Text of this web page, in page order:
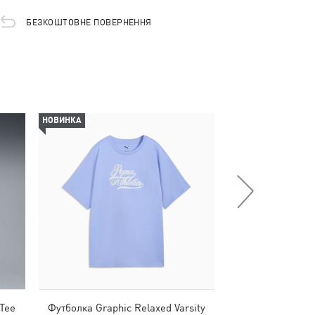
БЕЗКОШТОВНЕ ПОВЕРНЕННЯ
НОВИНКА
Футболка Graphic Relaxed Varsity